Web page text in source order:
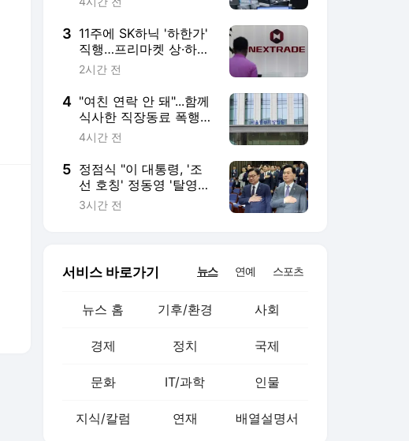
3 11주에 SK하닉 '하한가'
직행…프리마켓 상·하한
가 주문, 한달간 금지
2시간 전
4 "여친 연락 안 돼"...함께
식사한 직장동료 폭행한
30대 '집유'
4시간 전
5 정점식 "이 대통령, '조
선 호칭' 정동영 '탈영
의혹' 안규백 경질하라"
3시간 전
서비스 바로가기 뉴스 연예 스포츠
뉴스 홈 기후/환경 사회
경제 정치 국제
문화 IT/과학 인물
지식/칼럼 연재 배열설명서